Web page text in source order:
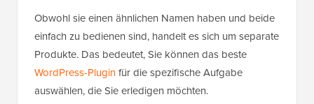
Obwohl sie einen ähnlichen Namen haben und beide
einfach zu bedienen sind, handelt es sich um separate
Produkte. Das bedeutet, Sie können das beste
WordPress-Pluginfür die spezifische Aufgabe
auswählen, die Sie erledigen möchten.